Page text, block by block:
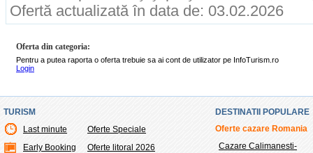
Ofertă actualizată în data de: 03.02.2026
Oferta din categoria:
Pentru a putea raporta o oferta trebuie sa ai cont de utilizator pe InfoTurism.ro
Login
TURISM
Last minute
Early Booking
Oferte Speciale
Oferte litoral 2026
DESTINATII POPULARE
Oferte cazare Romania
Cazare Calimanesti-